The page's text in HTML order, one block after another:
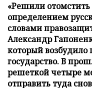
«Решили отомстить
определением
словами
Александр
который возбудило
государство. В
решеткой четыре
отправить туда